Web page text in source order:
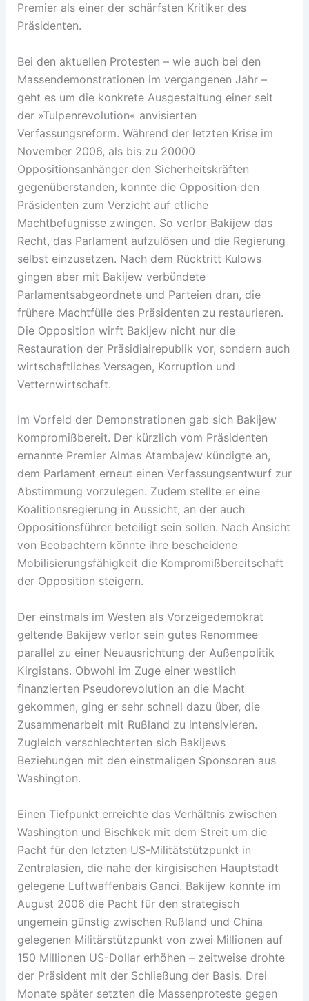
Premier als einer der schärfsten Kritiker des
Präsidenten.
Bei den aktuellen Protesten – wie auch bei den
Massendemonstrationen im vergangenen Jahr –
geht es um die konkrete Ausgestaltung einer seit
der »Tulpenrevolution« anvisierten
Verfassungsreform. Während der letzten Krise im
November 2006, als bis zu 20000
Oppositionsanhänger den Sicherheitskräften
gegenüberstanden, konnte die Opposition den
Präsidenten zum Verzicht auf etliche
Machtbefugnisse zwingen. So verlor Bakijew das
Recht, das Parlament aufzulösen und die Regierung
selbst einzusetzen. Nach dem Rücktritt Kulows
gingen aber mit Bakijew verbündete
Parlamentsabgeordnete und Parteien dran, die
frühere Machtfülle des Präsidenten zu restaurieren.
Die Opposition wirft Bakijew nicht nur die
Restauration der Präsidialrepublik vor, sondern auch
wirtschaftliches Versagen, Korruption und
Vetternwirtschaft.
Im Vorfeld der Demonstrationen gab sich Bakijew
kompromißbereit. Der kürzlich vom Präsidenten
ernannte Premier Almas Atambajew kündigte an,
dem Parlament erneut einen Verfassungsentwurf zur
Abstimmung vorzulegen. Zudem stellte er eine
Koalitionsregierung in Aussicht, an der auch
Oppositionsführer beteiligt sein sollen. Nach Ansicht
von Beobachtern könnte ihre bescheidene
Mobilisierungsfähigkeit die Kompromißbereitschaft
der Opposition steigern.
Der einstmals im Westen als Vorzeigedemokrat
geltende Bakijew verlor sein gutes Renommee
parallel zu einer Neuausrichtung der Außenpolitik
Kirgistans. Obwohl im Zuge einer westlich
finanzierten Pseudorevolution an die Macht
gekommen, ging er sehr schnell dazu über, die
Zusammenarbeit mit Rußland zu intensivieren.
Zugleich verschlechterten sich Bakijews
Beziehungen mit den einstmaligen Sponsoren aus
Washington.
Einen Tiefpunkt erreichte das Verhältnis zwischen
Washington und Bischkek mit dem Streit um die
Pacht für den letzten US-Militätstützpunkt in
Zentralasien, die nahe der kirgisischen Hauptstadt
gelegene Luftwaffenbais Ganci. Bakijew konnte im
August 2006 die Pacht für den strategisch
ungemein günstig zwischen Rußland und China
gelegenen Militärstützpunkt von zwei Millionen auf
150 Millionen US-Dollar erhöhen – zeitweise drohte
der Präsident mit der Schließung der Basis. Drei
Monate später setzten die Massenproteste gegen